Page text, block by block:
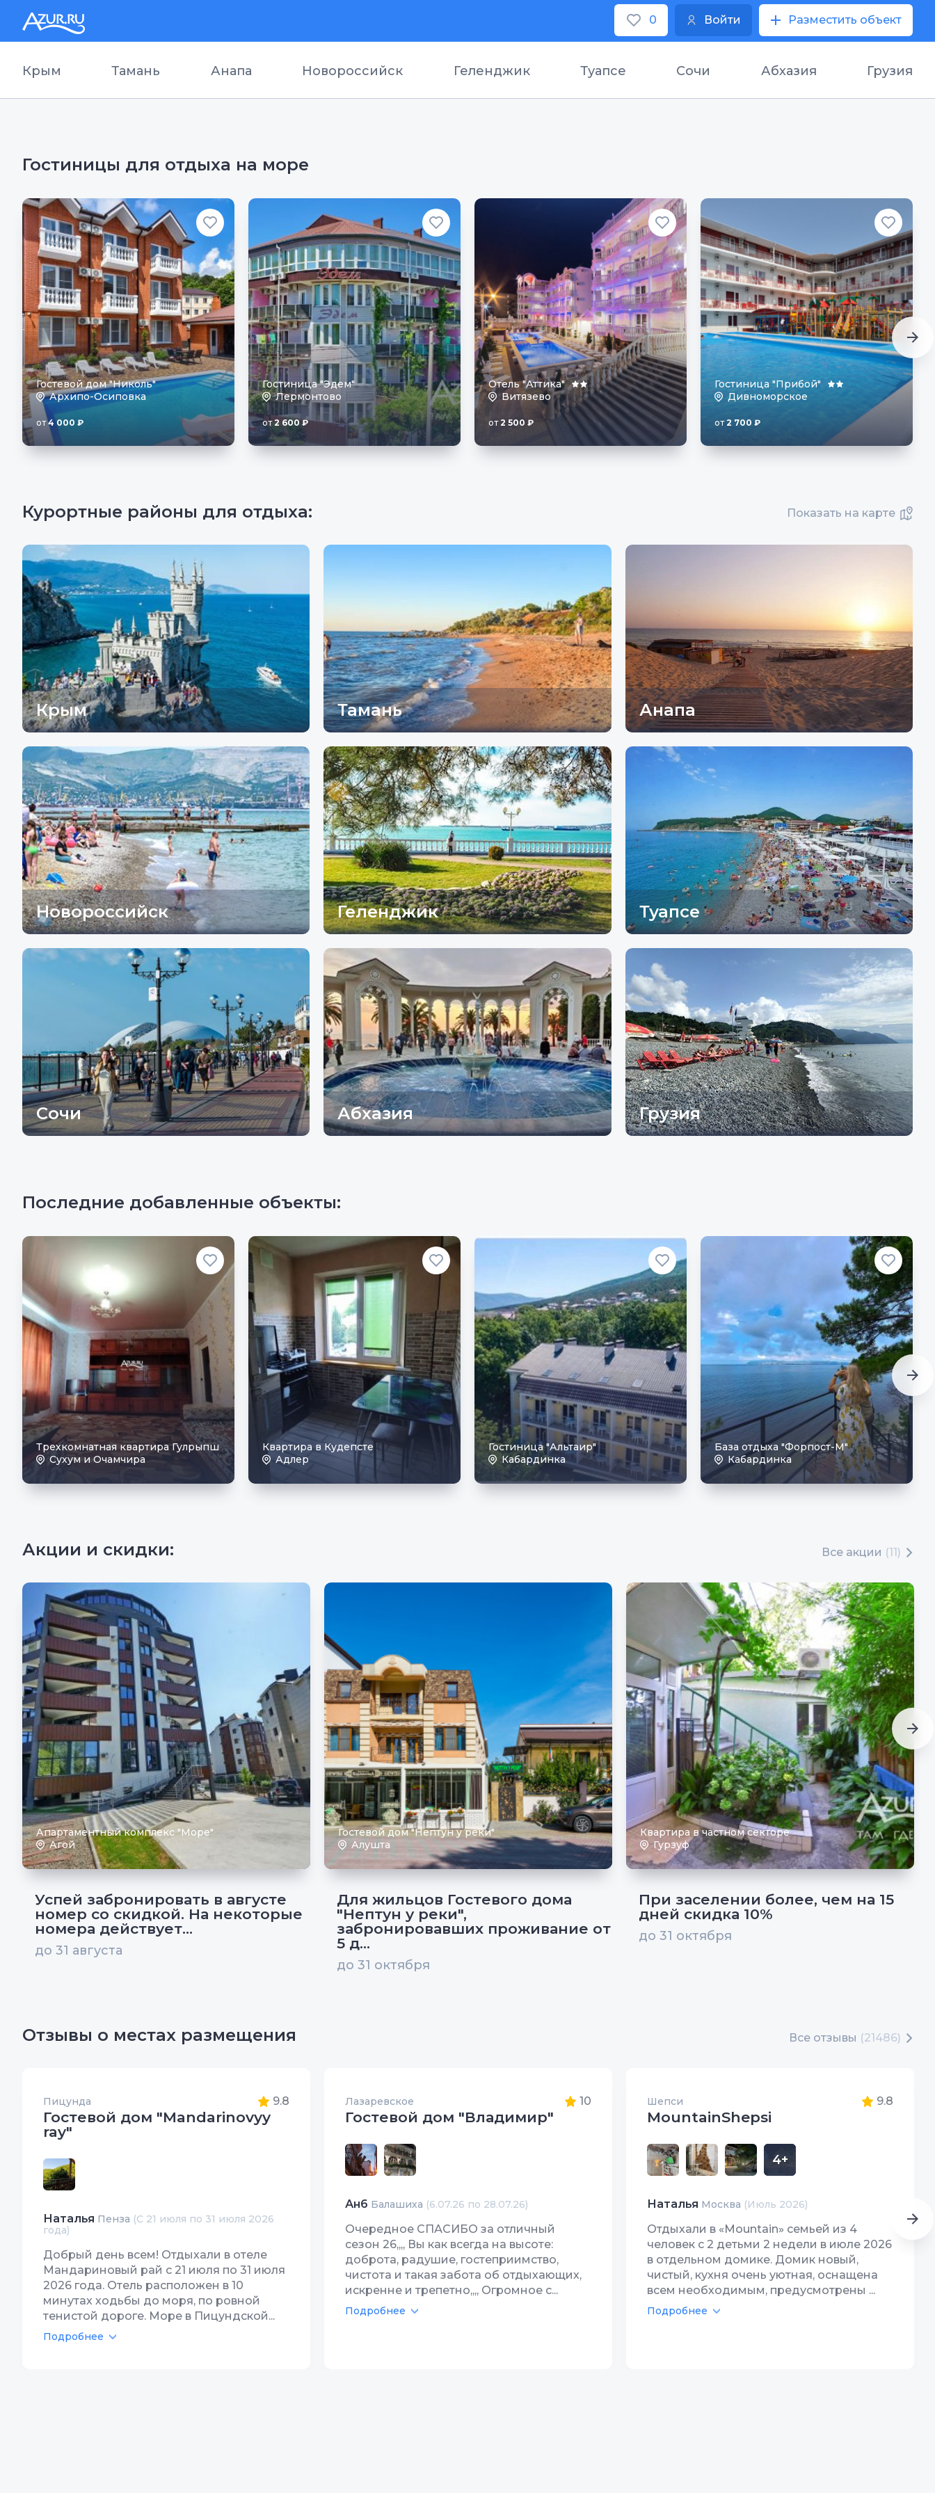
0 Войти Разместить объект
Крым Тамань Анапа Новороссийск Геленджик Туапсе Сочи Абхазия Грузия
Гостиницы для отдыха на море
Гостевой дом "Николь"
Архипо-Осиповка
от4 000 ₽
Гостиница "Эдем"
Лермонтово
от2 600 ₽
Отель "Аттика"
Витязево
от2 500 ₽
Гостиница "Прибой"
Дивноморское
от2 700 ₽
Курортные районы для отдыха: Показать на карте
Крым Тамань Анапа
Новороссийск Геленджик Туапсе
Сочи Абхазия Грузия
Последние добавленные объекты:
Трехкомнатная квартира Гулрыпш
Сухум и Очамчира
Квартира в Кудепсте
Адлер
Гостиница "Альтаир"
Кабардинка
База отдыха "Форпост-М"
Кабардинка
Акции и скидки: Все акции (11)
Апартаментный комплекс "Море"
Агой
Успей забронировать в августе
номер со скидкой. На некоторые
номера действует...
до 31 августа
Гостевой дом "Нептун у реки"
Алушта
Для жильцов Гостевого дома
"Нептун у реки",
забронировавших проживание от
5 д...
до 31 октября
Квартира в частном секторе
Гурзуф
При заселении более, чем на 15
дней скидка 10%
до 31 октября
Отзывы о местах размещения Все отзывы (21486)
Пицунда 9.8
Гостевой дом "Mandarinovyy
ray"
Наталья Пенза (С 21 июля по 31 июля 2026
года)
Добрый день всем! Отдыхали в отеле
Мандариновый рай с 21 июля по 31 июля
2026 года. Отель расположен в 10
минутах ходьбы до моря, по ровной
тенистой дороге. Море в Пицундской...
Подробнее
Лазаревское 10
Гостевой дом "Владимир"
Ан6 Балашиха (6.07.26 по 28.07.26)
Очередное СПАСИБО за отличный
сезон 26,,,, Вы как всегда на высоте:
доброта, радушие, гостеприимство,
чистота и такая забота об отдыхающих,
искренне и трепетно,,,, Огромное с...
Подробнее
Шепси 9.8
MountainShepsi
4+
Наталья Москва (Июль 2026)
Отдыхали в «Mountain» семьей из 4
человек с 2 детьми 2 недели в июле 2026
в отдельном домике. Домик новый,
чистый, кухня очень уютная, оснащена
всем необходимым, предусмотрены ...
Подробнее